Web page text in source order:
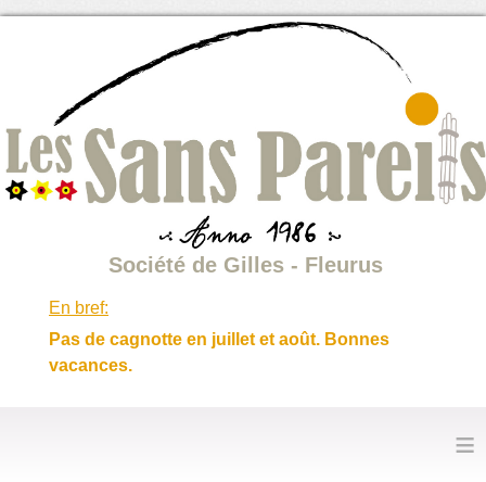
Société de Gilles - Fleurus
En bref:
Pas de cagnotte en juillet et août. Bonnes
vacances.
≡